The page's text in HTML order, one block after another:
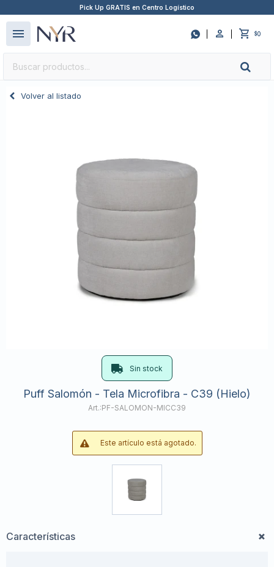
Pick Up GRATIS en Centro Logístico
 $0
menu
Volver al listado
Sin stock
Puff Salomón - Tela Microfibra - C39 (Hielo)
PF-SALOMON-MICC39
Este artículo está agotado.
Características
close